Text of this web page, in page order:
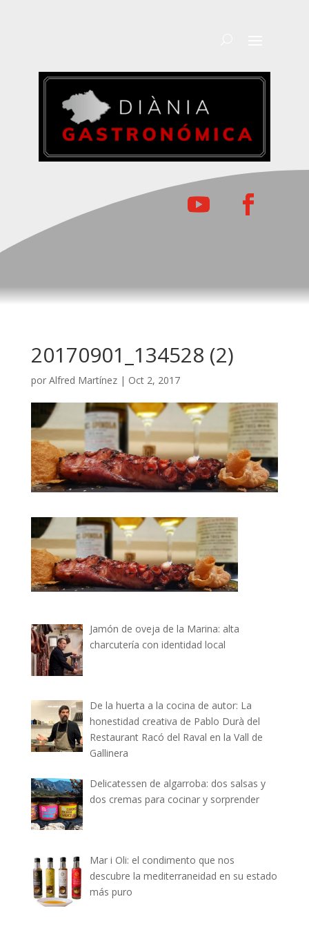
20170901_134528 (2)
por Alfred Martínez| Oct 2, 2017
Jamón de oveja de la Marina: alta
charcutería con identidad local
De la huerta a la cocina de autor: La
honestidad creativa de Pablo Durà del
Restaurant Racó del Raval en la Vall de
Gallinera
Delicatessen de algarroba: dos salsas y
dos cremas para cocinar y sorprender
Mar i Oli: el condimento que nos
descubre la mediterraneidad en su estado
más puro